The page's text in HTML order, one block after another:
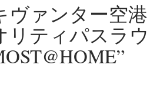
ヴァンター空港
リティパスラウ